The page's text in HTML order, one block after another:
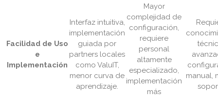
Facilidad de Uso
e
Implementación
Interfaz intuitiva,
implementación
guiada por
partners locales
como ValuIT,
menor curva de
aprendizaje.
Mayor
complejidad de
configuración,
requiere
personal
altamente
especializado,
implementación
más
manual,